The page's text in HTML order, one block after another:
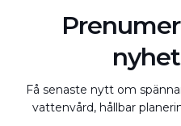
Få senaste nytt om
vattenvård, hållbar